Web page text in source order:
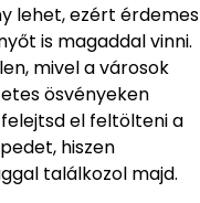
lehet, ezért érdemes
is magaddal vinni.
mivel a városok
ösvényeken
el feltölteni a
hiszen
találkozol majd.